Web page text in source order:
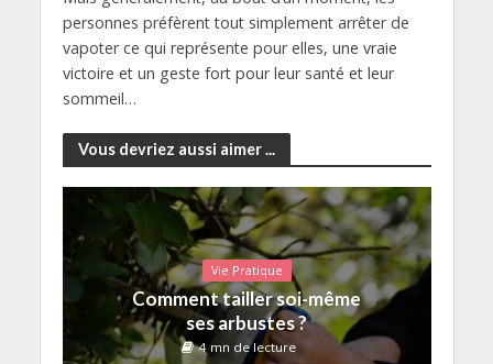
personnes préfèrent tout simplement arrêter de
vapoter ce qui représente pour elles, une vraie
victoire et un geste fort pour leur santé et leur
sommeil…
Vous devriez aussi aimer ...
Vie Pratique
Comment tailler soi-même
ses arbustes ?
4 mn de lecture